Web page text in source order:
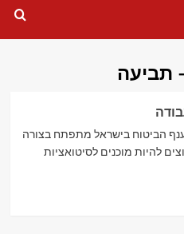
תביעה
הביטוח בישראל מתפתח בצורה
להיות מוכנים לסיטואציות